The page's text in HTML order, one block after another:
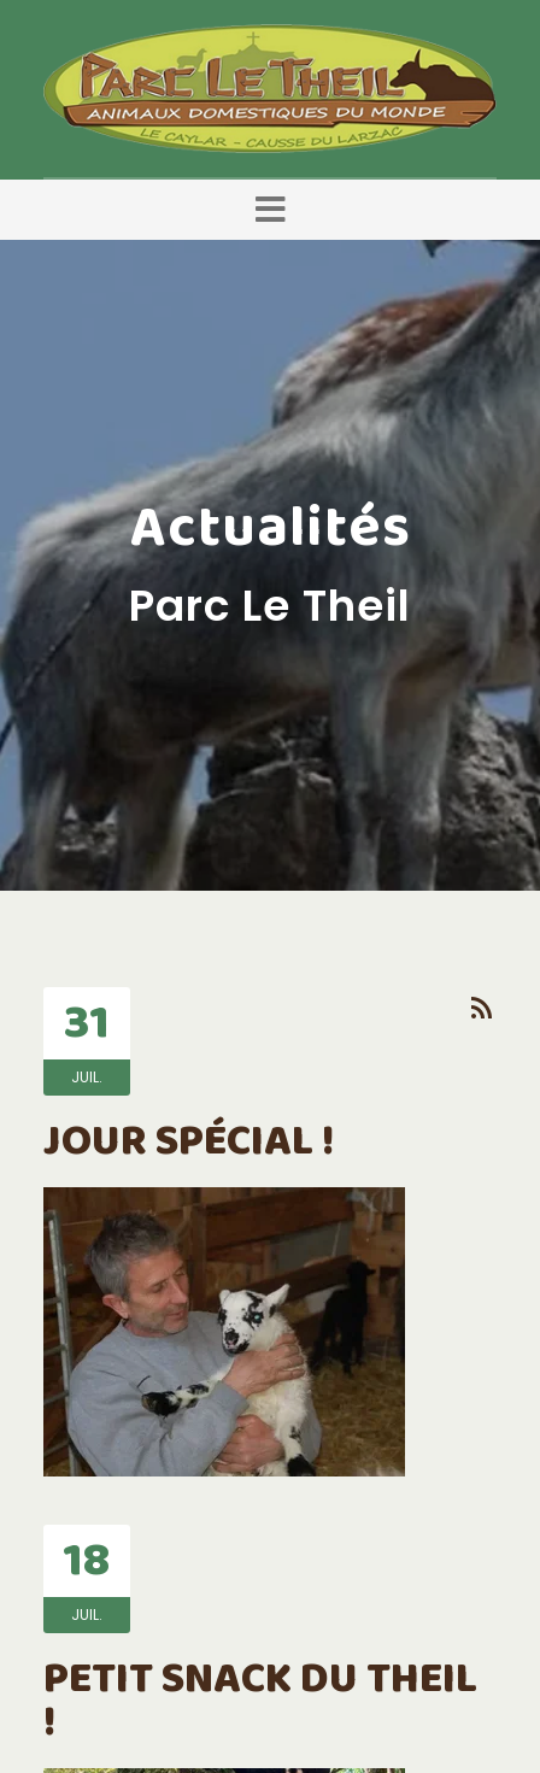
Menu
Actualités
Parc Le Theil
rss_feed
31
JUIL.
JOUR SPÉCIAL !
18
JUIL.
PETIT SNACK DU THEIL
!